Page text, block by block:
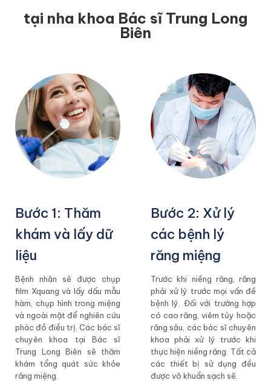
tại nha khoa Bác sĩ Trung Long
Biên
Bước 1: Thăm
khám và lấy dữ
liệu
Bệnh nhân sẽ được chụp
film Xquang và lấy dấu mẫu
hàm, chụp hình trong miệng
và ngoài mặt để nghiên cứu
phác đồ điều trị. Các bác sĩ
chuyên khoa tại Bác sĩ
Trung Long Biên sẽ thăm
khám tổng quát sức khỏe
răng miệng.
Bước 2: Xử lý
các bệnh lý
răng miệng
Trước khi niềng răng, răng
phải xử lý trước mọi vấn đề
bệnh lý. Đối với trường hợp
có cao răng, viêm tủy hoặc
răng sâu, các bác sĩ chuyên
khoa phải xử lý trước khi
thực hiện niềng răng. Tất cả
các thiết bị sử dụng đều
được vô khuẩn sạch sẽ.